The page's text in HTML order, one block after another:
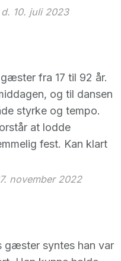
10. juli 2023
fra 17 til 92 år.
og til dansen
styrke og tempo.
at lodde
fest. Kan klart
november 2022
gæster syntes han var